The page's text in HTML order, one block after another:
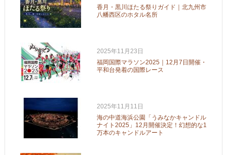
香月・黒川ほたる祭りガイド｜北九州市
八幡西区のホタル名所
2025年11月23日
福岡国際マラソン2025｜12月7日開催・
平和台発着の国際レース
2025年11月11日
海の中道海浜公園「うみなかキャンドル
ナイト2025」12月開催決定！幻想的な1
万本のキャンドルアート